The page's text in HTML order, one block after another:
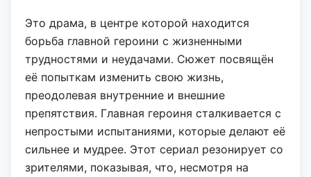
Это драма, в центре которой находится
борьба главной героини с жизненными
трудностями и неудачами. Сюжет посвящён
её попыткам изменить свою жизнь,
преодолевая внутренние и внешние
препятствия. Главная героиня сталкивается с
непростыми испытаниями, которые делают её
сильнее и мудрее. Этот сериал резонирует со
зрителями, показывая, что, несмотря на